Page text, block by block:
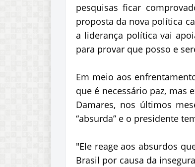
pesquisas ficar
proposta da nova política
a liderança política vai
para provar que posso e
Em meio aos
que é necessário paz, mas
Damares, nos últimos
“absurda” e o presidente
"Ele reage aos absurdos
Brasil por causa da